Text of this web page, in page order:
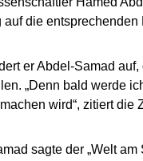
auf die entsprechenden
er Abdel-Samad
„Denn bald werde
wird“, zitiert die
sagte der „Welt am